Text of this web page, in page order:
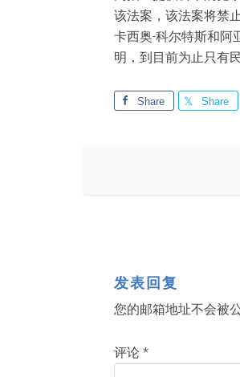
该法案，该法案将禁
卡西奥-科尔特斯和阿
明，到目前为止只有
Share Share
发表回复
您的邮箱地址不会被公
评论 *